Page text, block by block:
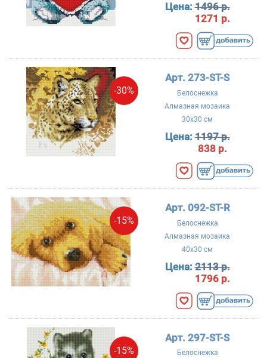
Цена:1496 р.
1271 р.
-30%
Арт. 273-ST-S
Белоснежка
Алмазная мозаика
30x30 см
Цена:1197 р.
838 р.
-15%
Арт. 092-ST-R
Белоснежка
Алмазная мозаика
40x30 см
Цена:2113 р.
1796 р.
-15%
Арт. 297-ST-S
Белоснежка